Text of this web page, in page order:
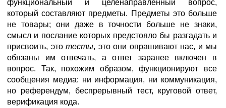
функциональный и целенаправленный вопрос,
который составляют предметы. Предметы это больше
не товары; они даже в точности больше не знаки,
смысл и послание которых предстояло бы разгадать и
присвоить, это тесты, это они опрашивают нас, и мы
обязаны им отвечать, а ответ заранее включен в
вопрос. Так, похожим образом, функционируют все
сообщения медиа: ни информация, ни коммуникация,
но референдум, беспрерывный тест, круговой ответ,
верификация кода.